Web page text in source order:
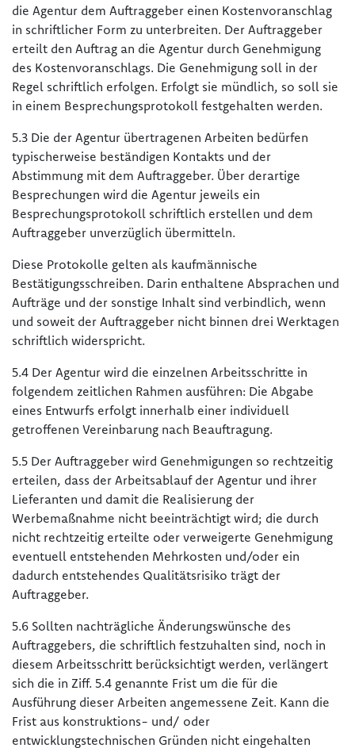
die Agentur dem Auftraggeber einen Kostenvoranschlag
in schriftlicher Form zu unterbreiten. Der Auftraggeber
erteilt den Auftrag an die Agentur durch Genehmigung
des Kostenvoranschlags. Die Genehmigung soll in der
Regel schriftlich erfolgen. Erfolgt sie mündlich, so soll sie
in einem Besprechungsprotokoll festgehalten werden.
5.3 Die der Agentur übertragenen Arbeiten bedürfen
typischerweise beständigen Kontakts und der
Abstimmung mit dem Auftraggeber. Über derartige
Besprechungen wird die Agentur jeweils ein
Besprechungsprotokoll schriftlich erstellen und dem
Auftraggeber unverzüglich übermitteln.
Diese Protokolle gelten als kaufmännische
Bestätigungsschreiben. Darin enthaltene Absprachen und
Aufträge und der sonstige Inhalt sind verbindlich, wenn
und soweit der Auftraggeber nicht binnen drei Werktagen
schriftlich widerspricht.
5.4 Der Agentur wird die einzelnen Arbeitsschritte in
folgendem zeitlichen Rahmen ausführen: Die Abgabe
eines Entwurfs erfolgt innerhalb einer individuell
getroffenen Vereinbarung nach Beauftragung.
5.5 Der Auftraggeber wird Genehmigungen so rechtzeitig
erteilen, dass der Arbeitsablauf der Agentur und ihrer
Lieferanten und damit die Realisierung der
Werbemaßnahme nicht beeinträchtigt wird; die durch
nicht rechtzeitig erteilte oder verweigerte Genehmigung
eventuell entstehenden Mehrkosten und/oder ein
dadurch entstehendes Qualitätsrisiko trägt der
Auftraggeber.
5.6 Sollten nachträgliche Änderungswünsche des
Auftraggebers, die schriftlich festzuhalten sind, noch in
diesem Arbeitsschritt berücksichtigt werden, verlängert
sich die in Ziff. 5.4 genannte Frist um die für die
Ausführung dieser Arbeiten angemessene Zeit. Kann die
Frist aus konstruktions- und/ oder
entwicklungstechnischen Gründen nicht eingehalten